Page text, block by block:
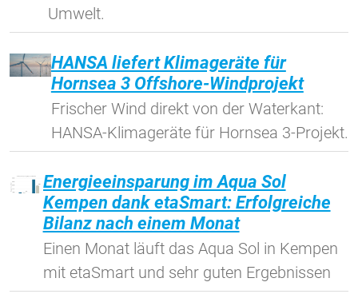
Umwelt.
HANSA liefert Klimageräte für
Hornsea 3 Offshore-Windprojekt
Frischer Wind direkt von der Waterkant:
HANSA-Klimageräte für Hornsea 3-Projekt.
Energieeinsparung im Aqua Sol
Kempen dank etaSmart: Erfolgreiche
Bilanz nach einem Monat
Einen Monat läuft das Aqua Sol in Kempen
mit etaSmart und sehr guten Ergebnissen